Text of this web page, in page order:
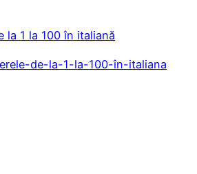
la 1 la 100 în italiană